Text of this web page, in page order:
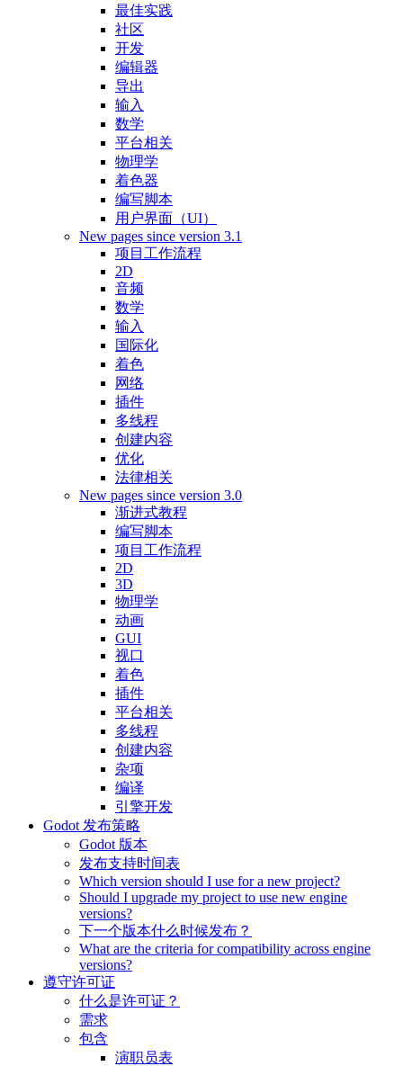
最佳实践
社区
开发
编辑器
导出
输入
数学
平台相关
物理学
着色器
编写脚本
用户界面（UI）
New pages since version 3.1
项目工作流程
2D
音频
数学
输入
国际化
着色
网络
插件
多线程
创建内容
优化
法律相关
New pages since version 3.0
渐进式教程
编写脚本
项目工作流程
2D
3D
物理学
动画
GUI
视口
着色
插件
平台相关
多线程
创建内容
杂项
编译
引擎开发
Godot 发布策略
Godot 版本
发布支持时间表
Which version should I use for a new project?
Should I upgrade my project to use new engine
versions?
下一个版本什么时候发布？
What are the criteria for compatibility across engine
versions?
遵守许可证
什么是许可证？
需求
包含
演职员表